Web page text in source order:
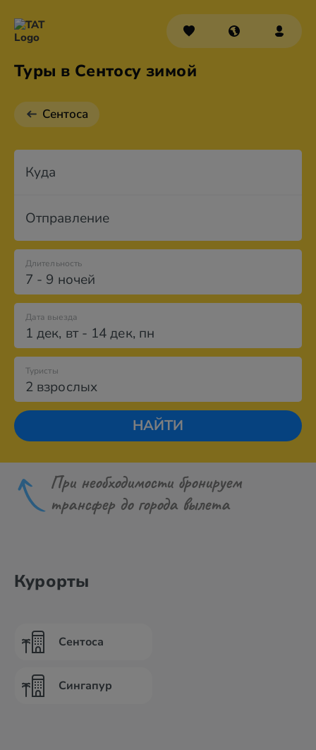
Туры в Сентосу зимой
Сентоса
Куда
Отправление
7 - 9 ночей
Длительность
Дата выезда
1 дек, вт- 14 дек, пн
2 взрослых
Туристы
НАЙТИ
При необходимости бронируем
трансфер до города вылета
Курорты
Сентоса
Сингапур